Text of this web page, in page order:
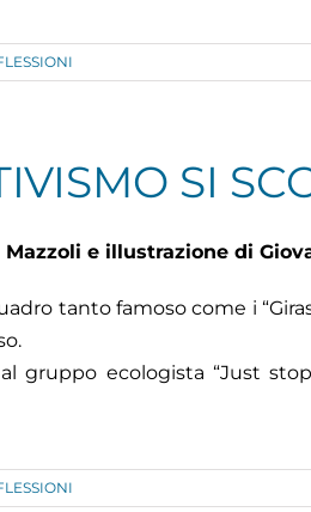
SI
e illustrazione di
tanto famoso come i
ecologista “Just